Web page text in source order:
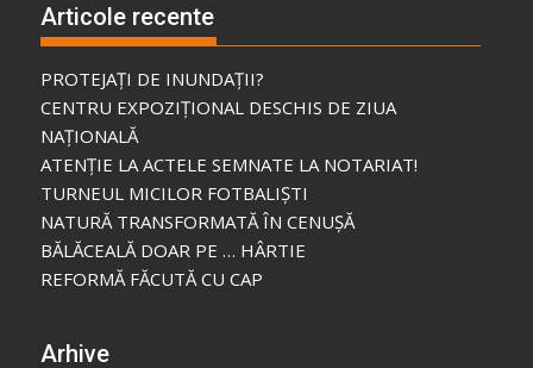
Articole recente
PROTEJAȚI DE INUNDAȚII?
CENTRU EXPOZIȚIONAL DESCHIS DE ZIUA
NAȚIONALĂ
ATENȚIE LA ACTELE SEMNATE LA NOTARIAT!
TURNEUL MICILOR FOTBALIȘTI
NATURĂ TRANSFORMATĂ ÎN CENUȘĂ
BĂLĂCEALĂ DOAR PE … HÂRTIE
REFORMĂ FĂCUTĂ CU CAP
Arhive